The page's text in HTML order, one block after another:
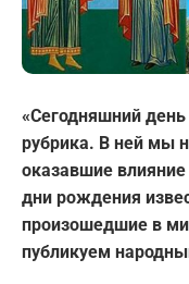
«Сегодняшний
рубрика. В ней мы
оказавшие
дни рождения
произошедшие в
публикуем